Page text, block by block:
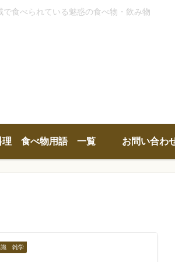
で食べられている魅惑の食べ物・飲み物
理 食べ物用語 一覧 お問い合わ
識 雑学